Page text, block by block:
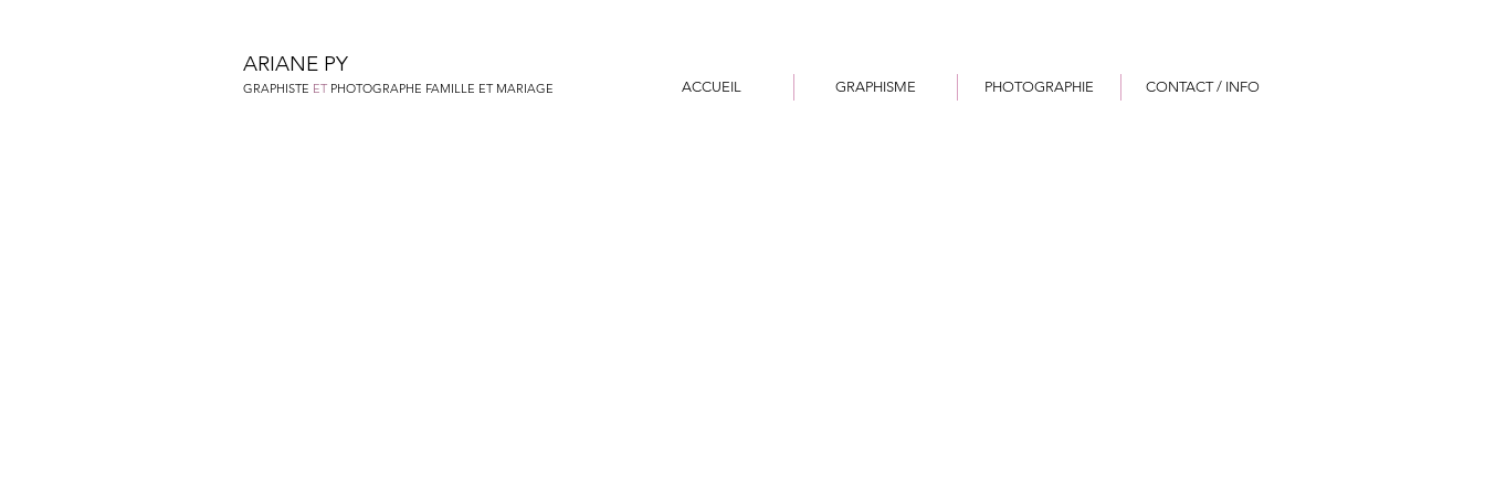
ARIANE PY
GRAPHISTE ET PHOTOGRAPHE FAMILLE ET MARIAGE ACCUEIL GRAPHISME PHOTOGRAPHIE CONTACT / INFO